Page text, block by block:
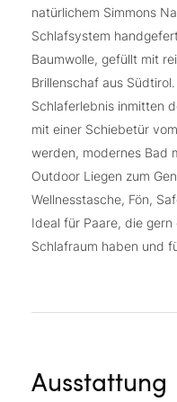
natürlichem Simmons
Schlafsystem
Baumwolle, gefüllt mit
Brillenschaf aus
Schlaferlebnis inmitten
mit einer Schiebetür
werden, modernes Bad
Outdoor Liegen zum
Wellnesstasche, Fön,
Ideal für Paare, die
Schlafraum haben und
Ausstattung